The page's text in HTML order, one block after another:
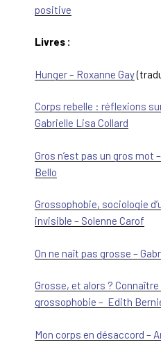
positive
Livres :
Hunger – Roxanne Gay
Corps rebelle : réflexions
Gabrielle Lisa Collard
Gros n’est pas un gros mot
Bello
Grossophobie, sociologie
invisible – Solenne Carof
On ne naît pas grosse –
Grosse, et alors ?
grossophobie – Edith
Mon corps en désaccord –